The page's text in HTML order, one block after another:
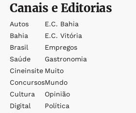
Canais e Editorias
Autos
Bahia
Brasil
Saúde
Cineinsite
Concursos
Cultura
Digital
E.c. Bahia
E.c. Vitória
Empregos
Gastronomia
Muito
Mundo
Opinião
Política